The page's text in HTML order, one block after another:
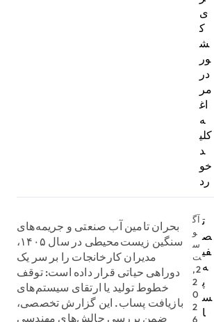
ی
ک
ش
ور
در
مر
اغ
ه
کلی
د
خو
رد
ت
ص
فی
ه
پ
س
ا
آگ
و
س
ت
2,
2
0
2
6
بحران تامین آب صنعتی و جریمه‌های
سنگین زیست‌محیطی در سال ۱۴۰۵،
مدیران کارخانجات را بر سر یک
دوراهی حیاتی قرار داده است: توقف
خطوط تولید یا ارتقای سیستم‌های
بازیافت پساب. این گزارش تخصصی،
ضمن بررسی چالش‌های مهندسی